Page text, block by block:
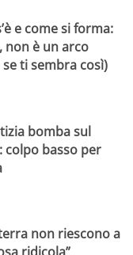
e come si forma:
non è un arco
ti sembra così)
bomba sul
colpo basso per
non riescono a